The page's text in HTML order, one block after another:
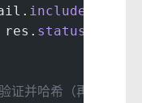
includes
res. status
并哈希（再次复制）